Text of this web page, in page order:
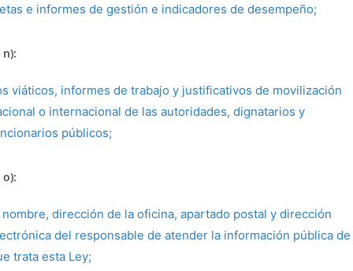
e informes de gestión e indicadores de desempeño;
viáticos, informes de trabajo y justificativos de movilización
o internacional de las autoridades, dignatarios y
públicos;
nombre, dirección de la oficina, apartado postal y dirección
del responsable de atender la información pública de
trata esta Ley;